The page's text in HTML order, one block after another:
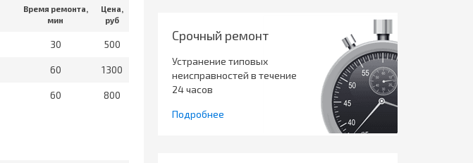
Время ремонта,
мин
Цена,
руб
30 500
60 1300
60 800
Срочный ремонт
Устранение типовых
неисправностей в течение
24 часов
Подробнее